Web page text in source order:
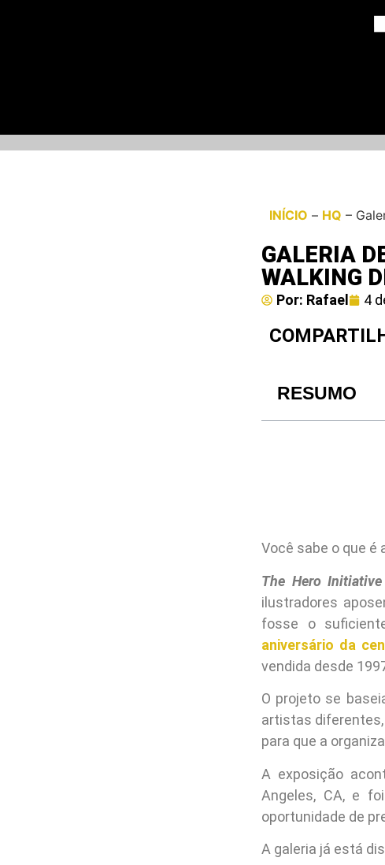
INÍCIO – HQ –
GALERIA
WALKING
Por: Rafael 4
RESUMO
Você sabe o que é
The Hero Initiative
ilustradores
fosse o
aniversário da
vendida desde
O projeto se
artistas diferentes,
para que a
A exposição
Angeles, CA, e
oportunidade de
A galeria já está